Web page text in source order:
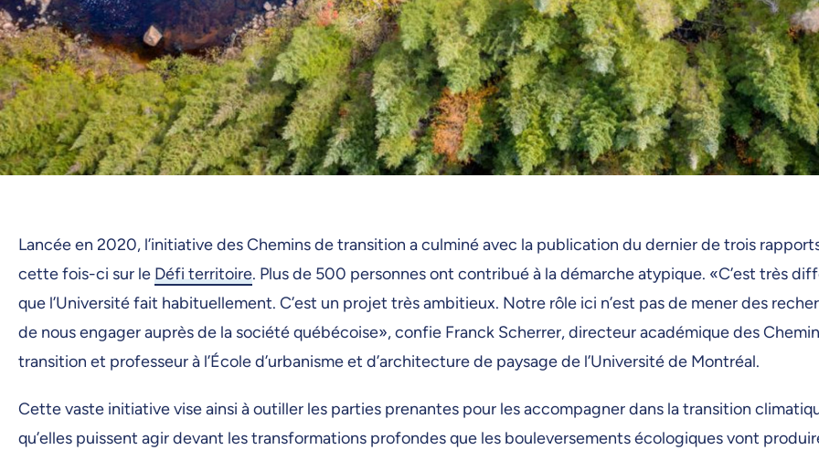
Lancée en 2020, l’initiative des Chemins de transition a culminé avec la publication du dernier de trois
cette fois-ci sur le Défi territoire. Plus de 500 personnes ont contribué à la démarche atypique. «C’est très
que l’Université fait habituellement. C’est un projet très ambitieux. Notre rôle ici n’est pas de mener des
de nous engager auprès de la société québécoise», confie Franck Scherrer, directeur académique des
transition et professeur à l’École d’urbanisme et d’architecture de paysage de l’Université de Montréal.
Cette vaste initiative vise ainsi à outiller les parties prenantes pour les accompagner dans la transition
qu’elles puissent agir devant les transformations profondes que les bouleversements écologiques vont